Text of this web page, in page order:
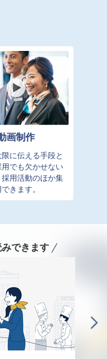
画制作
に伝える手段と
用でも欠かせない
採用活動のほか集
きます。
できます